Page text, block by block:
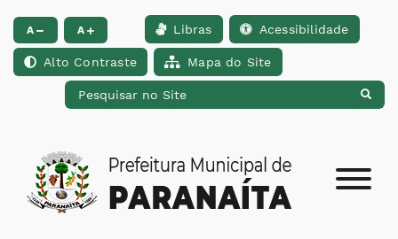
Ir para o conteúdo [alt+1] Ir para o menu [alt+2] Ir para a busca
A A Libras Acessibilidade
Alto Contraste Mapa do Site